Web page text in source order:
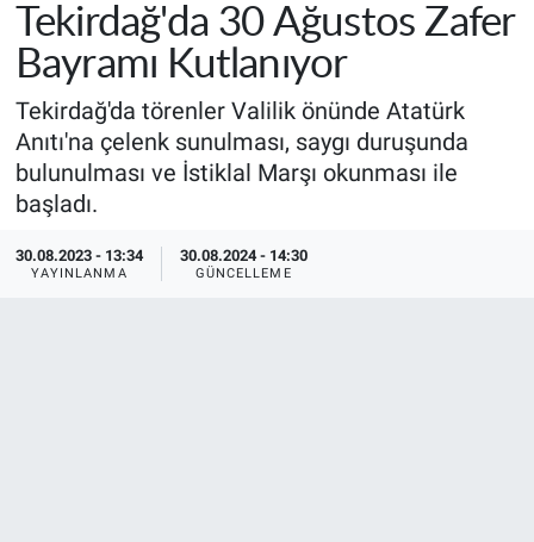
Tekirdağ'da 30 Ağustos Zafer
Bayramı Kutlanıyor
​​​​​​​Tekirdağ'da törenler Valilik önünde Atatürk
Anıtı'na çelenk sunulması, saygı duruşunda
bulunulması ve İstiklal Marşı okunması ile
başladı.
30.08.2023 - 13:34
YAYINLANMA
30.08.2024 - 14:30
GÜNCELLEME